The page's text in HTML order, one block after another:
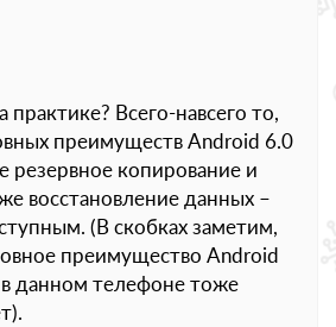
практике? Всего-навсего то,
преимуществ Android 6.0
резервное копирование и
восстановление данных –
(В скобках заметим,
преимущество Android
данном телефоне тоже